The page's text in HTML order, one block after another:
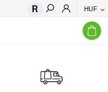
HUF
Keresés